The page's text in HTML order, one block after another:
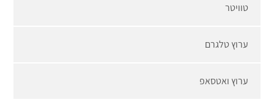
טוויטר
ערוץ טלגרם
ערוץ ואטסאפ